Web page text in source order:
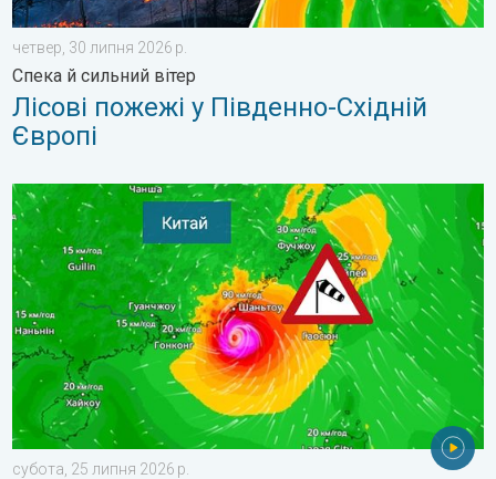
четвер, 30 липня 2026 р.
Спека й сильний вітер
Лісові пожежі у Південно-Східній
Європі
Попередження про тайфун для Китаю. До 500 літрів дощу.
субота, 25 липня 2026 р.